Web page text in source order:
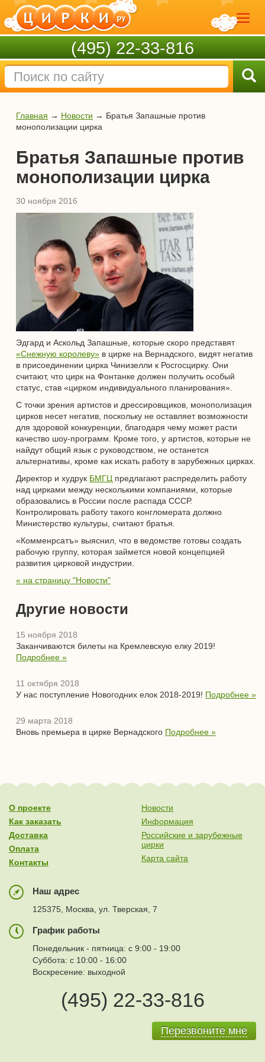
(495) 22-33-816
Главная → Новости → Братья Запашные против
монополизации цирка
Братья Запашные против
монополизации цирка
30 ноября 2016
Эдгард и Аскольд Запашные, которые скоро представят
«Снежную королеву» в цирке на Вернадского, видят негатив
в присоединении цирка Чинизелли к Росгосцирку. Они
считают, что цирк на Фонтанке должен получить особый
статус, став «цирком индивидуального планирования».
С точки зрения артистов и дрессировщиков, монополизация
цирков несет негатив, поскольку не оставляет возможности
для здоровой конкуренции, благодаря чему может расти
качество шоу-программ. Кроме того, у артистов, которые не
найдут общий язык с руководством, не останется
альтернативы, кроме как искать работу в зарубежных цирках.
Директор и худрук БМГЦ предлагают распределить работу
над цирками между несколькими компаниями, которые
образовались в России после распада СССР.
Контролировать работу такого конгломерата должно
Министерство культуры, считают братья.
«Комменрсатъ» выяснил, что в ведомстве готовы создать
рабочую группу, которая займется новой концепцией
развития цирковой индустрии.
« на страницу "Новости"
Другие новости
15 ноября 2018
Заканчиваются билеты на Кремлевскую елку 2019!
Подробнее »
11 октября 2018
У нас поступление Новогодних елок 2018-2019! Подробнее »
29 марта 2018
Вновь премьера в цирке Вернадского Подробнее »
О проекте
Как заказать
Доставка
Оплата
Контакты
Новости
Информация
Российские и зарубежные
цирки
Карта сайта
Наш адрес
125375, Москва, ул. Тверская, 7
График работы
Понедельник - пятница: с 9:00 - 19:00
Суббота: с 10:00 - 16:00
Воскресение: выходной
(495) 22-33-816
Перезвоните мне